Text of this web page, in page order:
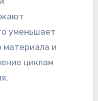
уменьшает
материала и
циклам